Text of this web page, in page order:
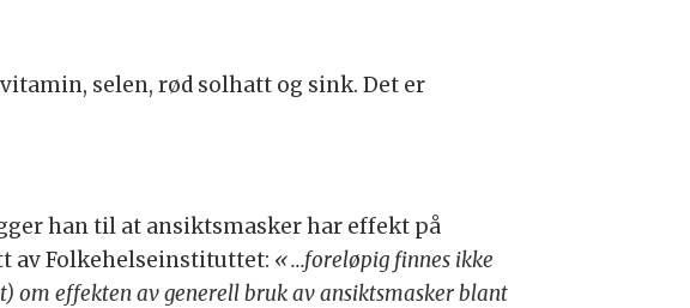
selen, rød solhatt og sink. Det er
han til at ansiktsmasker har effekt på
av Folkehelseinstituttet: «...foreløpig finnes ikke
om effekten av generell bruk av ansiktsmasker blant